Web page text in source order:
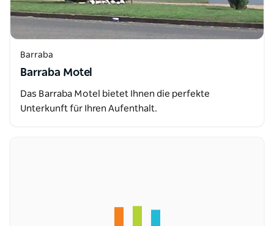
Barraba
Barraba Motel
Das Barraba Motel bietet Ihnen die perfekte
Unterkunft für Ihren Aufenthalt.